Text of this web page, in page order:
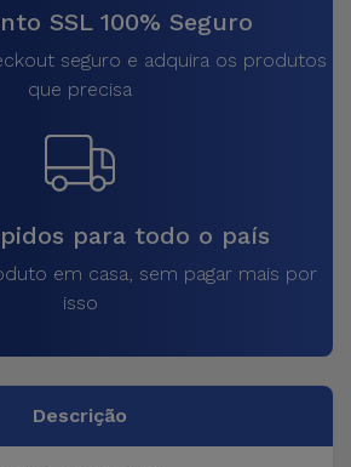
SSL 100% Seguro
seguro e adquira os produtos
que precisa
para todo o país
em casa, sem pagar mais por
isso
Descrição